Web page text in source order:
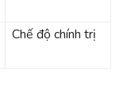
Chế độ chính trị